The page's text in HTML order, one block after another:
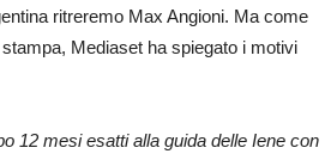
ritreremo Max Angioni. Ma come
Mediaset ha spiegato i motivi
12 mesi esatti alla guida delle Iene con